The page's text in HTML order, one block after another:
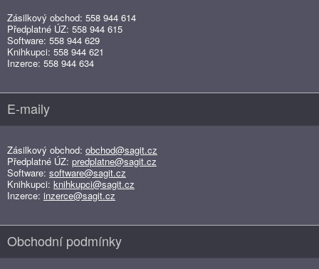
Zásilkový obchod: 558 944 614
Předplatné ÚZ: 558 944 615
Software: 558 944 629
Knihkupci: 558 944 621
Inzerce: 558 944 634
E-maily
Zásilkový obchod: obchod@sagit.cz
Předplatné ÚZ: predplatne@sagit.cz
Software: software@sagit.cz
Knihkupci: knihkupci@sagit.cz
Inzerce: inzerce@sagit.cz
Obchodní podmínky